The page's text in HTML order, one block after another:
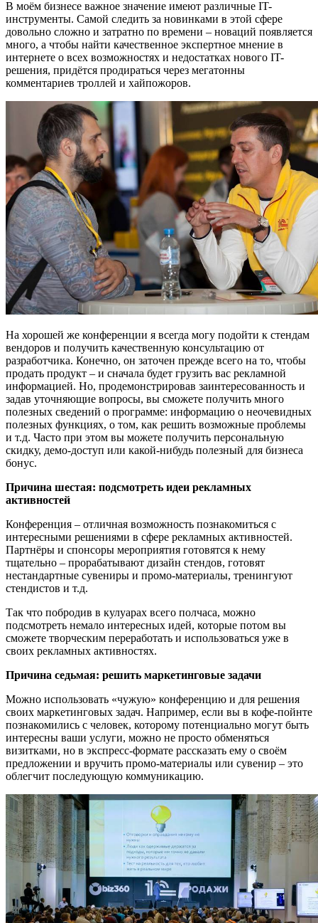
В моём бизнесе важное значение имеют различные IT-
инструменты. Самой следить за новинками в этой сфере
довольно сложно и затратно по времени – новаций появляется
много, а чтобы найти качественное экспертное мнение в
интернете о всех возможностях и недостатках нового IT-
решения, придётся продираться через мегатонны
комментариев троллей и хайпожоров.
На хорошей же конференции я всегда могу подойти к стендам
вендоров и получить качественную консультацию от
разработчика. Конечно, он заточен прежде всего на то, чтобы
продать продукт – и сначала будет грузить вас рекламной
информацией. Но, продемонстрировав заинтересованность и
задав уточняющие вопросы, вы сможете получить много
полезных сведений о программе: информацию о неочевидных
полезных функциях, о том, как решить возможные проблемы
и т.д. Часто при этом вы можете получить персональную
скидку, демо-доступ или какой-нибудь полезный для бизнеса
бонус.
Причина шестая: подсмотреть идеи рекламных
активностей
Конференция – отличная возможность познакомиться с
интересными решениями в сфере рекламных активностей.
Партнёры и спонсоры мероприятия готовятся к нему
тщательно – прорабатывают дизайн стендов, готовят
нестандартные сувениры и промо-материалы, тренингуют
стендистов и т.д.
Так что побродив в кулуарах всего полчаса, можно
подсмотреть немало интересных идей, которые потом вы
сможете творческим переработать и использоваться уже в
своих рекламных активностях.
Причина седьмая: решить маркетинговые задачи
Можно использовать «чужую» конференцию и для решения
своих маркетинговых задач. Например, если вы в кофе-пойнте
познакомились с человек, которому потенциально могут быть
интересны ваши услуги, можно не просто обменяться
визитками, но в экспресс-формате рассказать ему о своём
предложении и вручить промо-материалы или сувенир – это
облегчит последующую коммуникацию.